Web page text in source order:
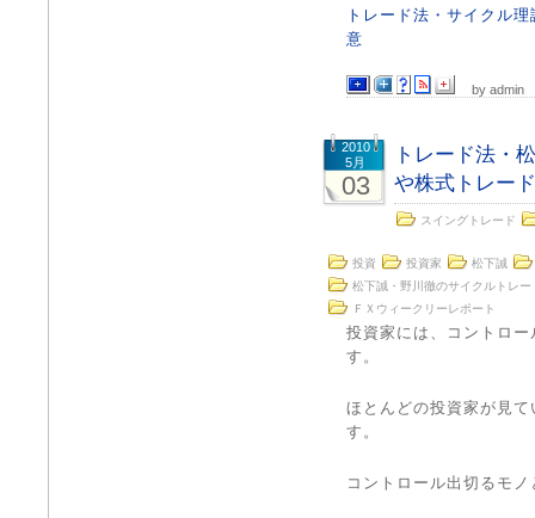
トレード法・サイクル
意
by admin
2010
5月
03
トレード法・
や株式トレー
スイングトレード
投資 投資家
松下誠
松下誠・野川徹のサイクルトレー
ＦＸウィークリーレポート
投資家には、コントロ
す。
ほとんどの投資家が見
す。
コントロール出切るモ